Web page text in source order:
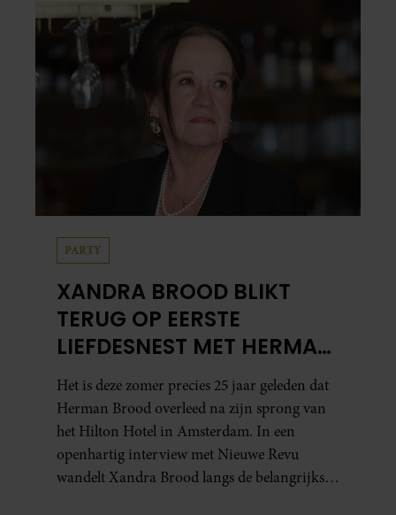
PARTY
XANDRA BROOD BLIKT
TERUG OP EERSTE
LIEFDESNEST MET HERMAN
BROOD: “HIER IS LOLA
GEBOREN”
Het is deze zomer precies 25 jaar geleden dat
Herman Brood overleed na zijn sprong van
het Hilton Hotel in Amsterdam. In een
openhartig interview met Nieuwe Revu
wandelt Xandra Brood langs de belangrijkste